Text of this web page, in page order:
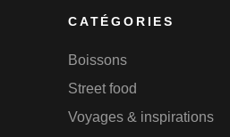
CATÉGORIES
Boissons
Street food
Voyages & inspirations